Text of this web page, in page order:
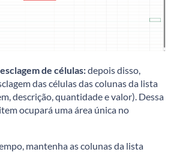
de células:depois disso,
das células das colunas da lista
descrição, quantidade e valor). Dessa
ocupará uma área única no
mantenha as colunas da lista